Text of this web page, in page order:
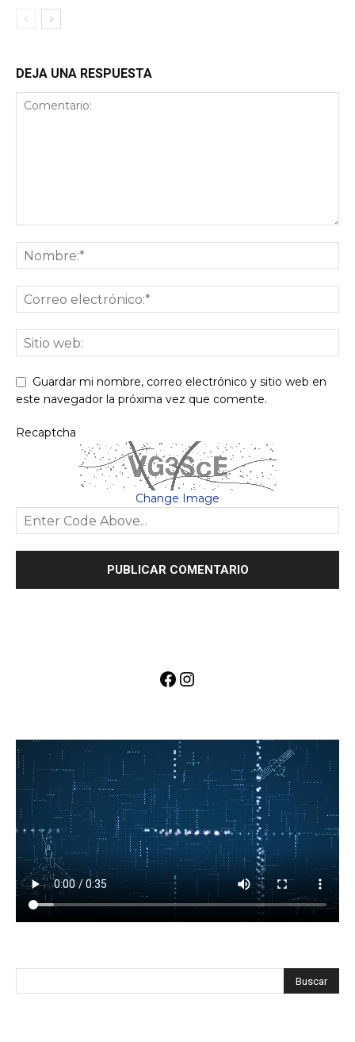
DEJA UNA RESPUESTA
Guardar mi nombre, correo electrónico y sitio web en
este navegador la próxima vez que comente.
Recaptcha
Change Image
Facebook
Instagram